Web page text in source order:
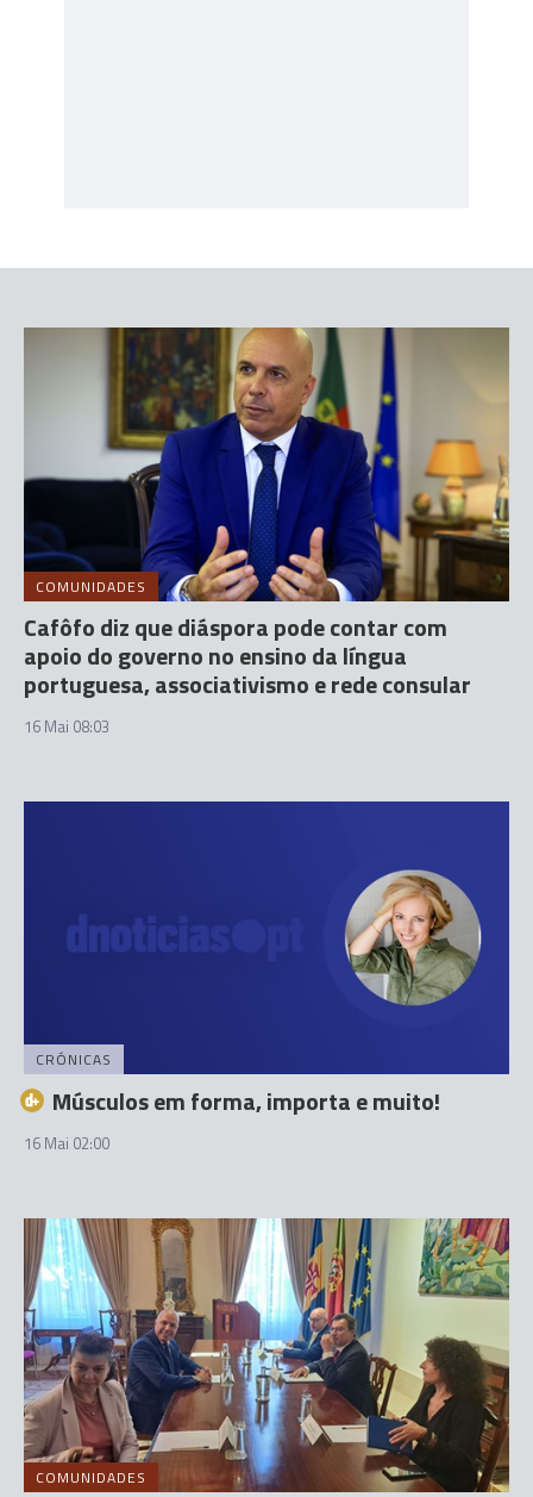
COMUNIDADES
Cafôfo diz que diáspora pode contar com
apoio do governo no ensino da língua
portuguesa, associativismo e rede consular
16 Mai 08:03
CRÓNICAS
Músculos em forma, importa e muito!
16 Mai 02:00
COMUNIDADES